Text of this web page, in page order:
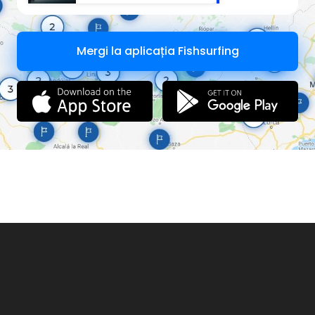
Mergi la aplicația Fishsurfing